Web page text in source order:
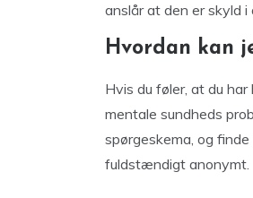
anslår at den er skyld
Hvordan kan
Hvis du føler, at du
mentale sundheds
spørgeskema, og
fuldstændigt anonymt.